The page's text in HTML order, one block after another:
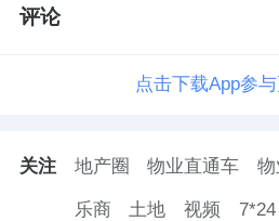
平凡岗位上的不凡坚守
苏义群入职合肥 万科物业
的认可，她认为没有什么
成自家人，把他们的事当成
评论
点击下载App参
关注 地产圈 物业直通车
乐商 土地 视频 7*24